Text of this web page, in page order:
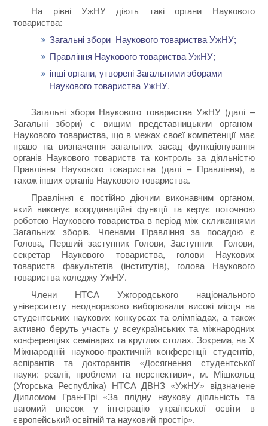
На рівні УжНУ діють такі органи Наукового
товариства:
Загальні збори Наукового товариства УжНУ;
Правління Наукового товариства УжНУ;
інші органи, утворені Загальними зборами
Наукового товариства УжНУ.
Загальні збори Наукового товариства УжНУ (далі –
Загальні збори) є вищим представницьким органом
Наукового товариства, що в межах своєї компетенції має
право на визначення загальних засад функціонування
органів Наукового товариств та контроль за діяльністю
Правління Наукового товариства (далі – Правління), а
також інших органів Наукового товариства.
Правління є постійно діючим виконавчим органом,
який виконує координаційні функції та керує поточною
роботою Наукового товариства в період між скликаннями
Загальних зборів. Членами Правління за посадою є
Голова, Перший заступник Голови, Заступник Голови,
секретар Наукового товариства, голови Наукових
товариств факультетів (інститутів), голова Наукового
товариства коледжу УжНУ.
Члени НТСА Ужгородського національного
університету неодноразово виборювали високі місця на
студентських наукових конкурсах та олімпіадах, а також
активно беруть участь у всеукраїнських та міжнародних
конференціях семінарах та круглих столах. Зокрема, на Х
Міжнародній науково-практичній конференції студентів,
аспірантів та докторантів «Досягнення студентської
науки: реалії, проблеми та перспективи», м. Мішкольц
(Угорська Республіка) НТСА ДВНЗ «УжНУ» відзначене
Дипломом Гран-Прі «За плідну наукову діяльність та
вагомий внесок у інтеграцію української освіти в
європейський освітній та науковий простір».